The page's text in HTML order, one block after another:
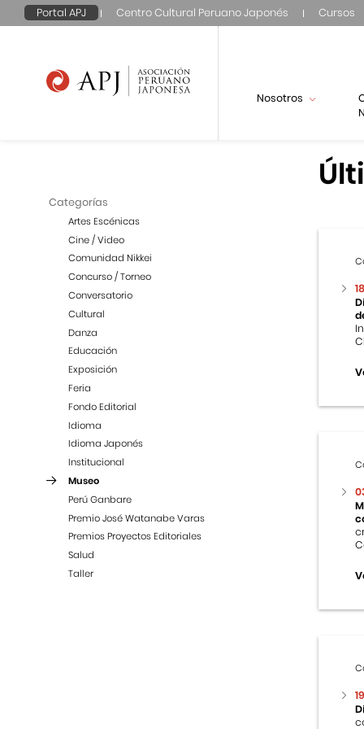
Portal APJ Centro Cultural Peruano Japonés Cursos
Nosotros
Categorías
Artes Escénicas
Cine / Video
Comunidad Nikkei
Concurso / Torneo
Conversatorio
Cultural
Danza
Educación
Exposición
Feria
Fondo Editorial
Idioma
Idioma Japonés
Institucional
Museo
Perú Ganbare
Premio José Watanabe Varas
Premios Proyectos Editoriales
Salud
Taller